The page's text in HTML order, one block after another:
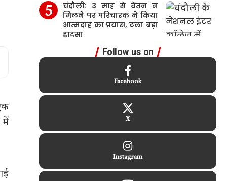
में
चंदौली: 3 माह से वेतन न
मिलने पर परिचारक ने किया
आत्मदाह का प्रयास, टला बड़ा
हादसा
Follow us on
Facebook
X
Instagram